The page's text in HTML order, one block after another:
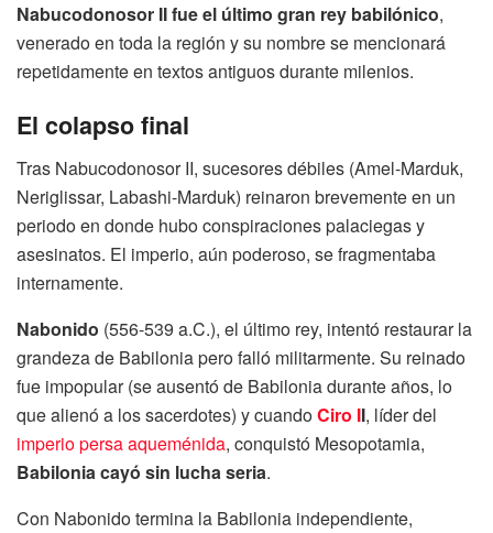
Nabucodonosor II fue el último gran rey babilónico,
venerado en toda la región y su nombre se mencionará
repetidamente en textos antiguos durante milenios.
El colapso final
Tras Nabucodonosor II, sucesores débiles (Amel-Marduk,
Neriglissar, Labashi-Marduk) reinaron brevemente en un
periodo en donde hubo conspiraciones palaciegas y
asesinatos. El imperio, aún poderoso, se fragmentaba
internamente.
Nabonido (556-539 a.C.), el último rey, intentó restaurar la
grandeza de Babilonia pero falló militarmente. Su reinado
fue impopular (se ausentó de Babilonia durante años, lo
que alienó a los sacerdotes) y cuandoCiro II, líder del
imperio persa aqueménida, conquistó Mesopotamia,
Babilonia cayó sin lucha seria.
Con Nabonido termina la Babilonia independiente,